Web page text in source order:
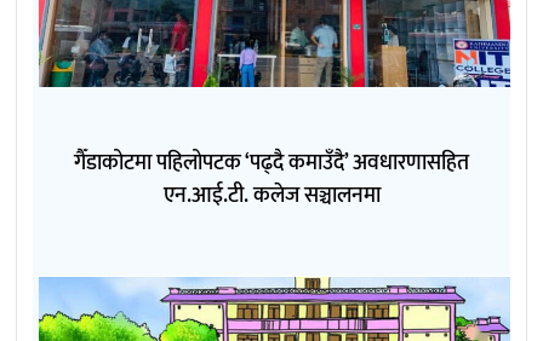
गैँडाकोटमा पहिलोपटक ‘पढ्दै कमाउँदै’ अवधारणासहित
एन.आई.टी. कलेज सञ्चालनमा